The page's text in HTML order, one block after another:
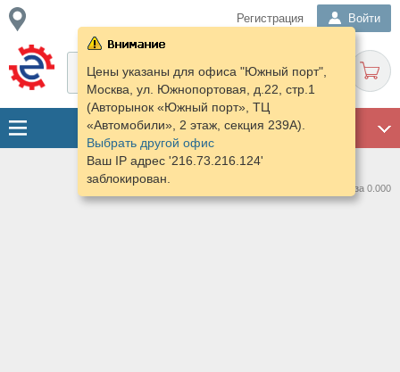
Регистрация Войти
Цены указаны для офиса "Южный порт",
Москва, ул. Южнопортовая, д.22, стр.1
(Авторынок «Южный порт», ТЦ
«Автомобили», 2 этаж, секция 239А).
Выбрать другой офис
Ваш IP адрес '216.73.216.124'
заблокирован.
Нашлось предложений: 0 за 0.000